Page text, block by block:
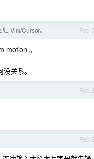
Feb 7
Vim/Cursor。
motion 。
关系。
Feb 3
Feb 2